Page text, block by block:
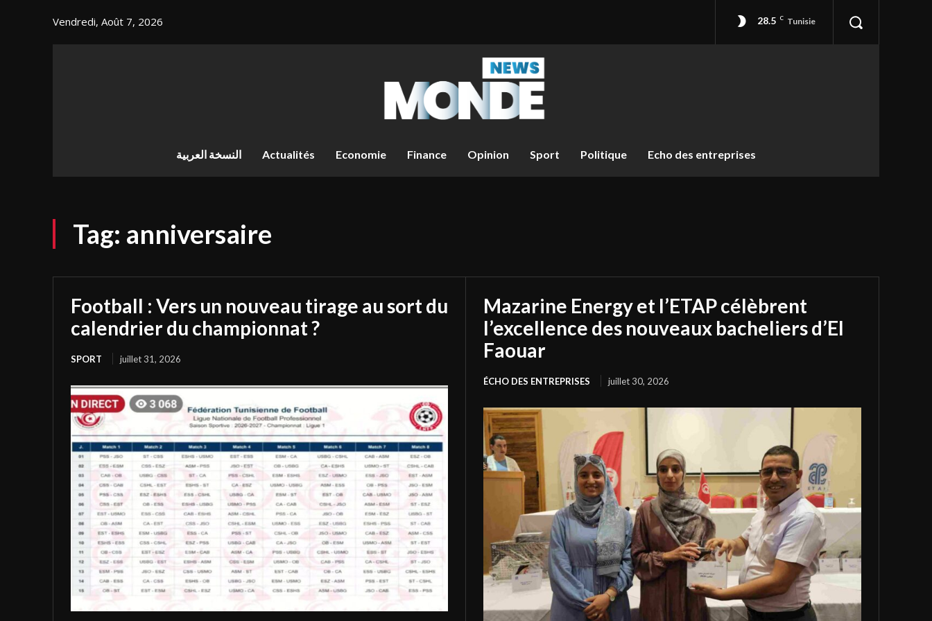
Vendredi, Août 7, 2026 28.5 C Tunisie
النسخة العربية Actualités Economie Finance Opinion Sport Politique Echo des entreprises
Tag: anniversaire
Football : Vers un nouveau tirage au sort du
calendrier du championnat ?
SPORT juillet 31, 2026
Mazarine Energy et l’ETAP célèbrent
l’excellence des nouveaux bacheliers d’El
Faouar
ÉCHO DES ENTREPRISES juillet 30, 2026